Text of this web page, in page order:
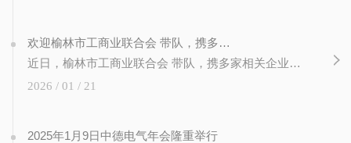
欢迎榆林市工商业联合会 带队，携多家相关企业代表一行莅临我公司视察交流
近日，榆林市工商业联合会 带队，携多家相关企业代表一行莅临我公司视察交流，公司管理层全程陪同接待。视察过程中，考察团先后参观了公司产品展示区、生产车间及智能运维中心，详细了解我司核心业务、技术创新成果及发展规划。座谈会上，双方围绕行业发展趋势、资源互补、合作共赢等议题深入交流，榆林工商联 对我司在细分领域的深耕成果...
2026 / 01 / 21
2025年1月9日中德电气年会隆重举行